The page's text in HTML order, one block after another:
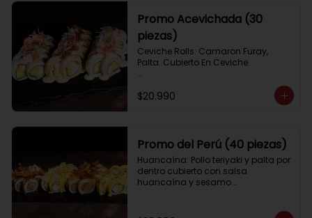
Promo Acevichada (30
piezas)
Ceviche Rolls: Camaron Furay,
Palta. Cubierto En Ceviche.
Acevichado Rolls: Camaron Furay,
Palta. Cubierto Con Pescado Blanco
queso crema y palta, frito en panko.
Coronado con salsa acevichada,
toques de cebolla, aji limo y cilantro
$20.990
Promo del Perú (40 piezas)
Huancaína: Pollo teriyaki y palta por
dentro cubierto con salsa
huancaína y sesamo.
dentro cubierto con lomo fino